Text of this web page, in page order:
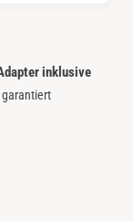
inklusive
garantiert